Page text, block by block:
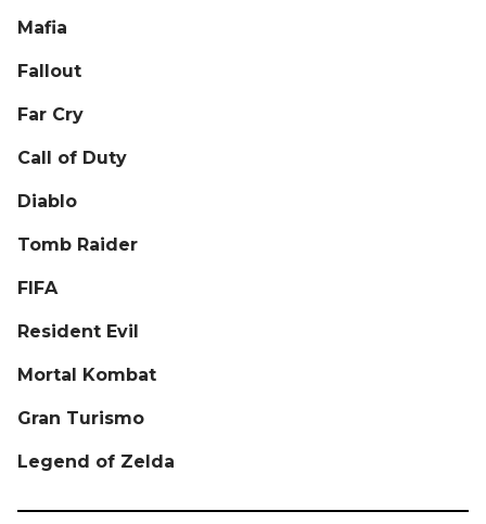
Mafia
Fallout
Far Cry
Call of Duty
Diablo
Tomb Raider
FIFA
Resident Evil
Mortal Kombat
Gran Turismo
Legend of Zelda